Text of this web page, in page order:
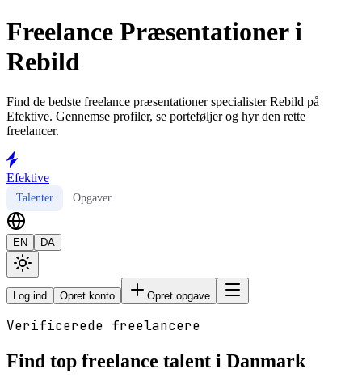
Freelance Præsentationer i
Rebild
Find de bedste freelance præsentationer specialister Rebild på
Efektive. Gennemse profiler, se porteføljer og hyr den rette
freelancer.
Efektive
Talenter Opgaver
EN DA
Log ind Opret konto Opret opgave
Verificerede freelancere
Find top freelance talent i Danmark